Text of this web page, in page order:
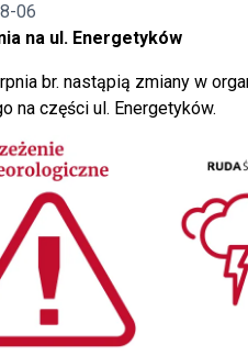
06
na ul. Energetyków
br. nastąpią zmiany w
na części ul. Energetyków.